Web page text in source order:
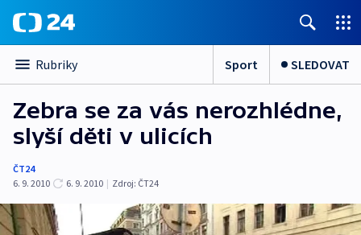
Rubriky Sport SLEDOVAT
Zebra se za vás nerozhlédne,
slyší děti v ulicích
ČT24
6. 9. 2010
6. 9. 2010 | Zdroj: ČT24